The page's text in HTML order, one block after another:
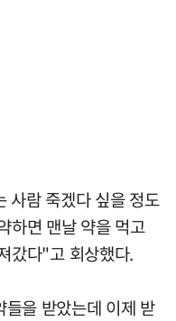
사람 죽겠다 싶을 정도
하면 맨날 약을 먹고
갔다"고 회상했다.
을 받았는데 이제 받